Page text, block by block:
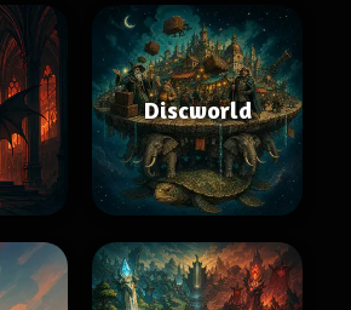
Discworld